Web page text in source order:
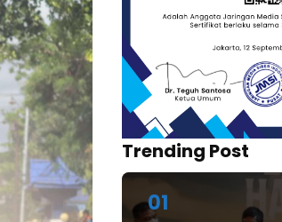
Trending Post
01